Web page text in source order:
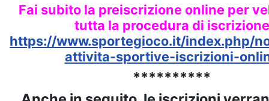
Fai subito la preiscrizione online per
tutta la procedura di iscrizione
https://www.sportegioco.it/index.php/
attivita-sportive-iscrizioni-
**********